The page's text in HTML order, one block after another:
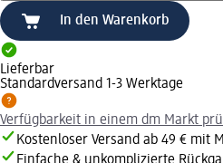
In den Warenkorb
Lieferbar
Standardversand 1-3 Werktage
Verfügbarkeit in einem dm Markt
Kostenloser Versand ab 49 € mit